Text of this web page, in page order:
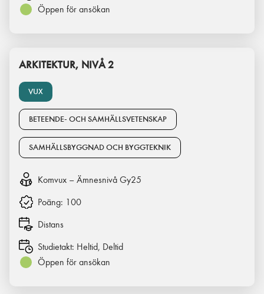
Öppen för ansökan
VUX
ARKITEKTUR, NIVÅ 2
BETEENDE- OCH SAMHÄLLSVETENSKAP
SAMHÄLLSBYGGNAD OCH BYGGTEKNIK
Komvux – Ämnesnivå Gy25
Poäng: 100
Distans
Studietakt: Heltid, Deltid
Öppen för ansökan